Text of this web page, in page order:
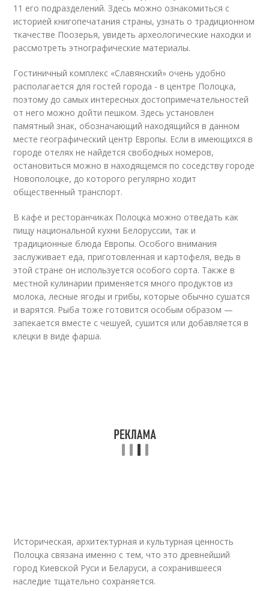
11 его подразделений. Здесь можно ознакомиться с
историей книгопечатания страны, узнать о традиционном
ткачестве Поозерья, увидеть археологические находки и
рассмотреть этнографические материалы.
Гостиничный комплекс «Славянский» очень удобно
располагается для гостей города - в центре Полоцка,
поэтому до самых интересных достопримечательностей
от него можно дойти пешком. Здесь установлен
памятный знак, обозначающий находящийся в данном
месте географический центр Европы. Если в имеющихся в
городе отелях не найдется свободных номеров,
остановиться можно в находящемся по соседству городе
Новополоцке, до которого регулярно ходит
общественный транспорт.
В кафе и ресторанчиках Полоцка можно отведать как
пищу национальной кухни Белоруссии, так и
традиционные блюда Европы. Особого внимания
заслуживает еда, приготовленная и картофеля, ведь в
этой стране он используется особого сорта. Также в
местной кулинарии применяется много продуктов из
молока, лесные ягоды и грибы, которые обычно сушатся
и варятся. Рыба тоже готовится особым образом —
запекается вместе с чешуей, сушится или добавляется в
клецки в виде фарша.
Историческая, архитектурная и культурная ценность
Полоцка связана именно с тем, что это древнейший
город Киевской Руси и Беларуси, а сохранившееся
наследие тщательно сохраняется.